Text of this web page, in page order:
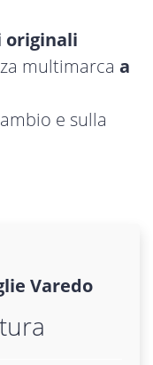
originali
multimarca a
e sulla
Varedo